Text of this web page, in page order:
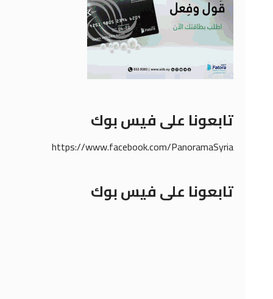
تابعونا على فيس بوك
https://www.facebook.com/PanoramaSyria
تابعونا على فيس بوك